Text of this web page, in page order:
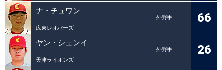
ナ・チュワン
外野手
広東レオパーズ
66
ヤン・シュンイ
外野手
天津ライオンズ
26